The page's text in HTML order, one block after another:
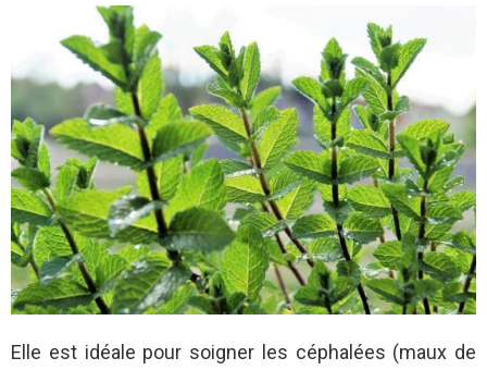
Elle est idéale pour soigner les céphalées (maux de